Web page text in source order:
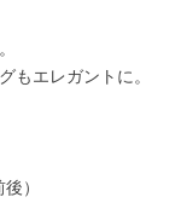
もエレガントに。
）